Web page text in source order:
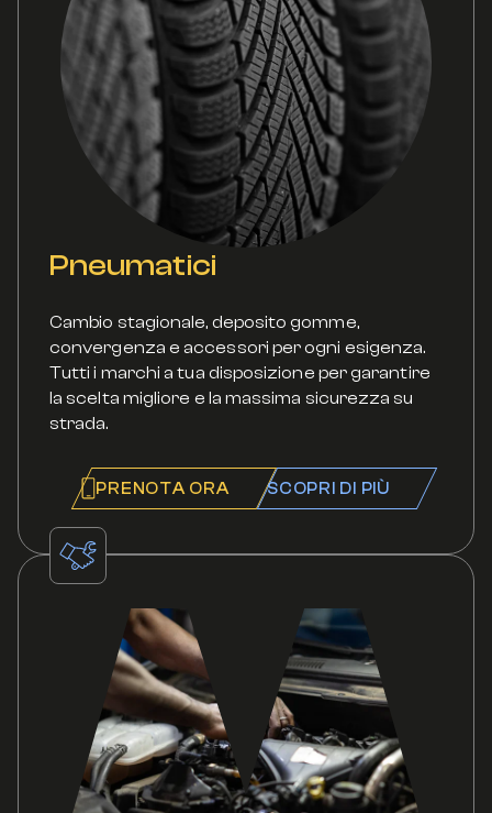
Pneumatici
Cambio stagionale, deposito gomme,
convergenza e accessori per ogni esigenza.
Tutti i marchi a tua disposizione per garantire
la scelta migliore e la massima sicurezza su
strada.
PRENOTA ORA SCOPRI DI PIÙ